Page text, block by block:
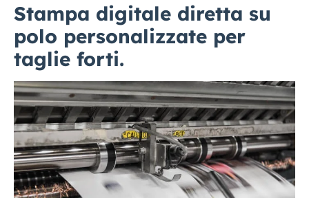
Stampa digitale diretta su
polo personalizzate per
taglie forti.